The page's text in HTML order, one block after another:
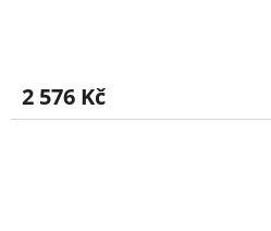
2 576 Kč